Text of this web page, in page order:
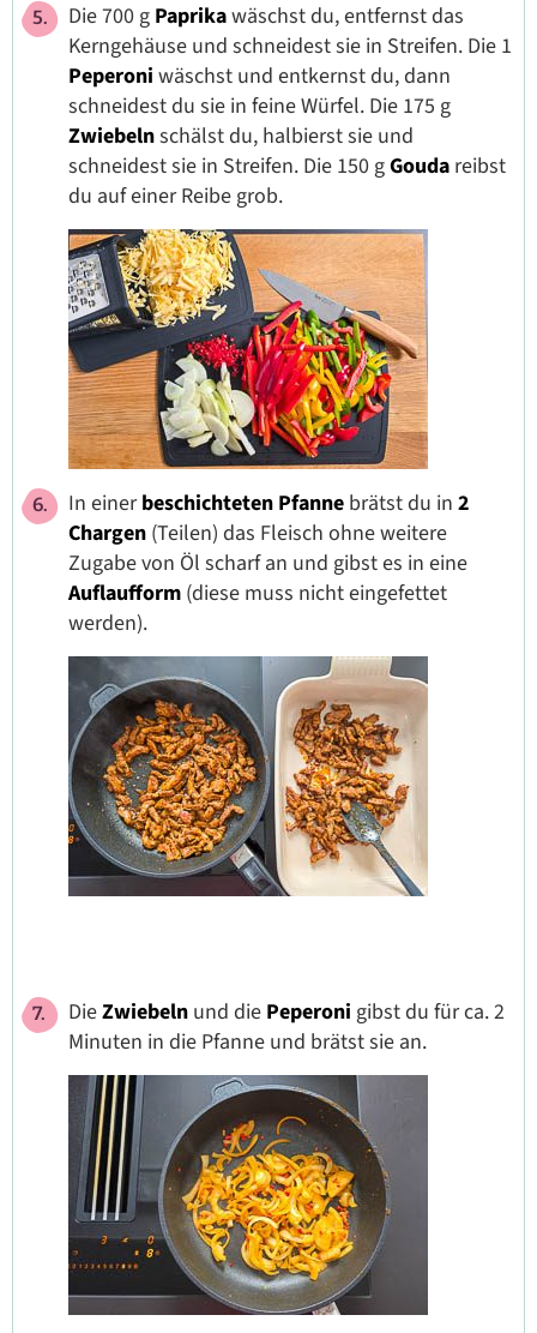
Die 700 g Paprikawäschst du, entfernst das
Kerngehäuse und schneidest sie in Streifen. Die 1
Peperoni wäschst und entkernst du, dann
schneidest du sie in feine Würfel. Die 175 g
Zwiebelnschälst du, halbierst sie und
schneidest sie in Streifen. Die 150 gGouda reibst
du auf einer Reibe grob.
In einerbeschichteten Pfanne brätst du in 2
Chargen (Teilen) das Fleisch ohne weitere
Zugabe von Öl scharf an und gibst es in eine
Auflaufform (diese muss nicht eingefettet
werden).
DieZwiebeln und die Peperoni gibst du für ca. 2
Minuten in die Pfanne und brätst sie an.